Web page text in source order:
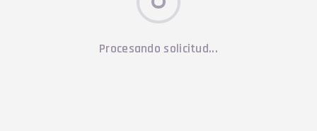
Procesando solicitud...